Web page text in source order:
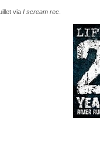
via I scream rec